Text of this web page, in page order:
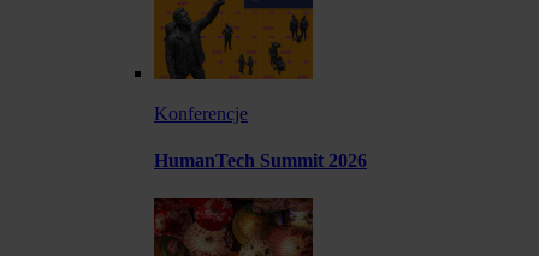
Konferencje
HumanTech Summit 2026